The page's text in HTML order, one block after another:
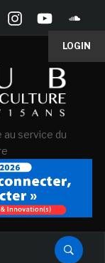
LOGIN
service du